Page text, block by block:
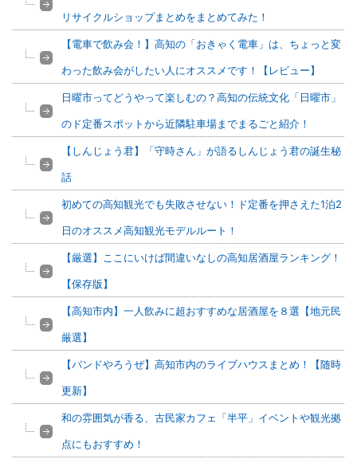
リサイクルショップまとめをまとめてみた！
【電車で飲み会！】高知の「おきゃく電車」は、ちょっと変
わった飲み会がしたい人にオススメです！【レビュー】
日曜市ってどうやって楽しむの？高知の伝統文化「日曜市」
のド定番スポットから近隣駐車場までまるごと紹介！
【しんじょう君】「守時さん」が語るしんじょう君の誕生秘
話
初めての高知観光でも失敗させない！ド定番を押さえた1泊2
日のオススメ高知観光モデルルート！
【厳選】ここにいけば間違いなしの高知居酒屋ランキング！
【保存版】
【高知市内】一人飲みに超おすすめな居酒屋を８選【地元民
厳選】
【バンドやろうぜ】高知市内のライブハウスまとめ！【随時
更新】
和の雰囲気が香る、古民家カフェ「半平」イベントや観光拠
点にもおすすめ！